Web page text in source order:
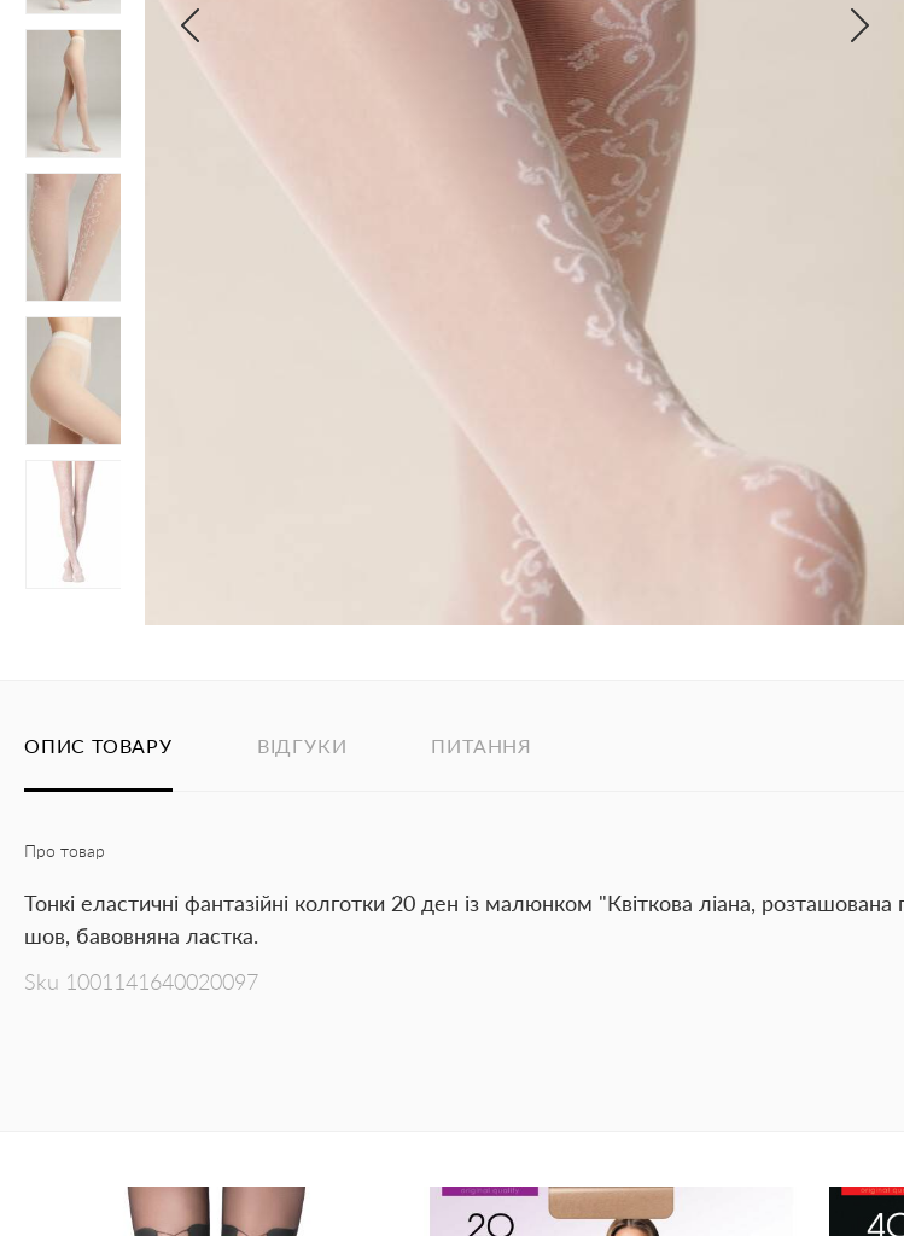
ОПИС ТОВАРУ ВІДГУКИ ПИТАННЯ
Про товар
Тонкі еластичні фантазійні колготки 20 ден із малюнком "Квіткова ліана,
шов, бавовняна ластка.
Sku 1001141640020097